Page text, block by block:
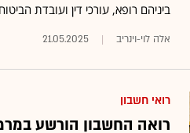
ביניהם רופא, עורכי דין ועובדת
אלה לוי-וינריב 21.05.2025
רואי חשבון